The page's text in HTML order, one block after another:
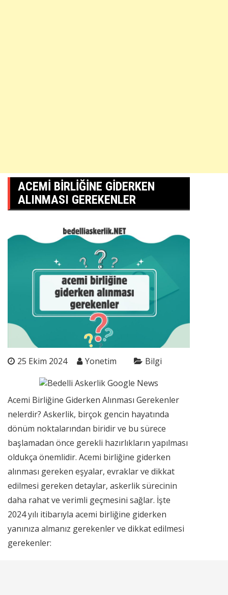
ACEMI BIRLIĞINE GIDERKEN
ALINMASI GEREKENLER
25 Ekim 2024 Yonetim Bilgi
Acemi Birliğine Giderken Alınması Gerekenler
nelerdir? Askerlik, birçok gencin hayatında
dönüm noktalarından biridir ve bu sürece
başlamadan önce gerekli hazırlıkların yapılması
oldukça önemlidir. Acemi birliğine giderken
alınması gereken eşyalar, evraklar ve dikkat
edilmesi gereken detaylar, askerlik sürecinin
daha rahat ve verimli geçmesini sağlar. İşte
2024 yılı itibarıyla acemi birliğine giderken
yanınıza almanız gerekenler ve dikkat edilmesi
gerekenler: